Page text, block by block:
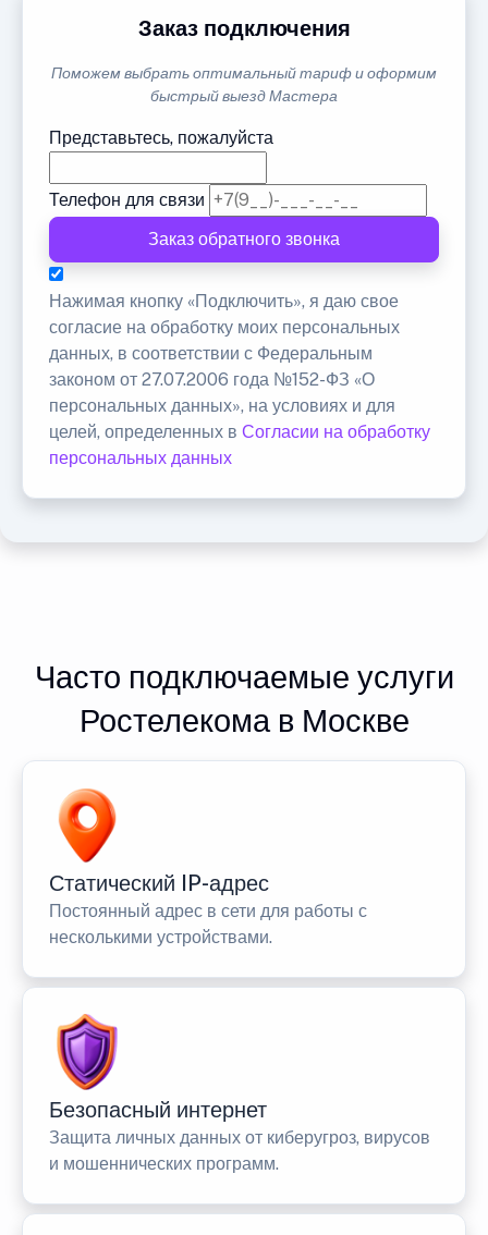
Заказ подключения
Поможем выбрать оптимальный тариф и оформим
быстрый выезд Мастера
Представьтесь, пожалуйста
Телефон для связи
Заказ обратного звонка
Нажимая кнопку «Подключить», я даю свое
согласие на обработку моих персональных
данных, в соответствии с Федеральным
законом от 27.07.2006 года №152-ФЗ «О
персональных данных», на условиях и для
целей, определенных в Согласии на обработку
персональных данных
Часто подключаемые услуги
Ростелекома в Москве
Статический IP-адрес
Постоянный адрес в сети для работы с
несколькими устройствами.
Безопасный интернет
Защита личных данных от киберугроз, вирусов
и мошеннических программ.